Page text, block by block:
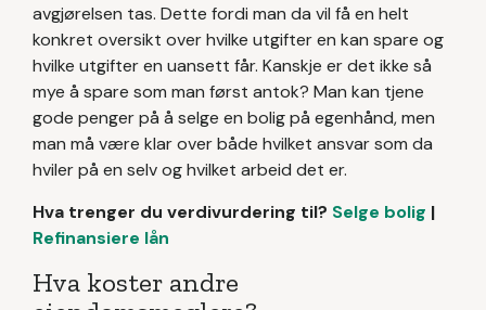
avgjørelsen tas. Dette fordi man da vil få en helt
konkret oversikt over hvilke utgifter en kan spare og
hvilke utgifter en uansett får. Kanskje er det ikke så
mye å spare som man først antok? Man kan tjene
gode penger på å selge en bolig på egenhånd, men
man må være klar over både hvilket ansvar som da
hviler på en selv og hvilket arbeid det er.
Hva trenger du verdivurdering til? Selge bolig |
Refinansiere lån
Hva koster andre